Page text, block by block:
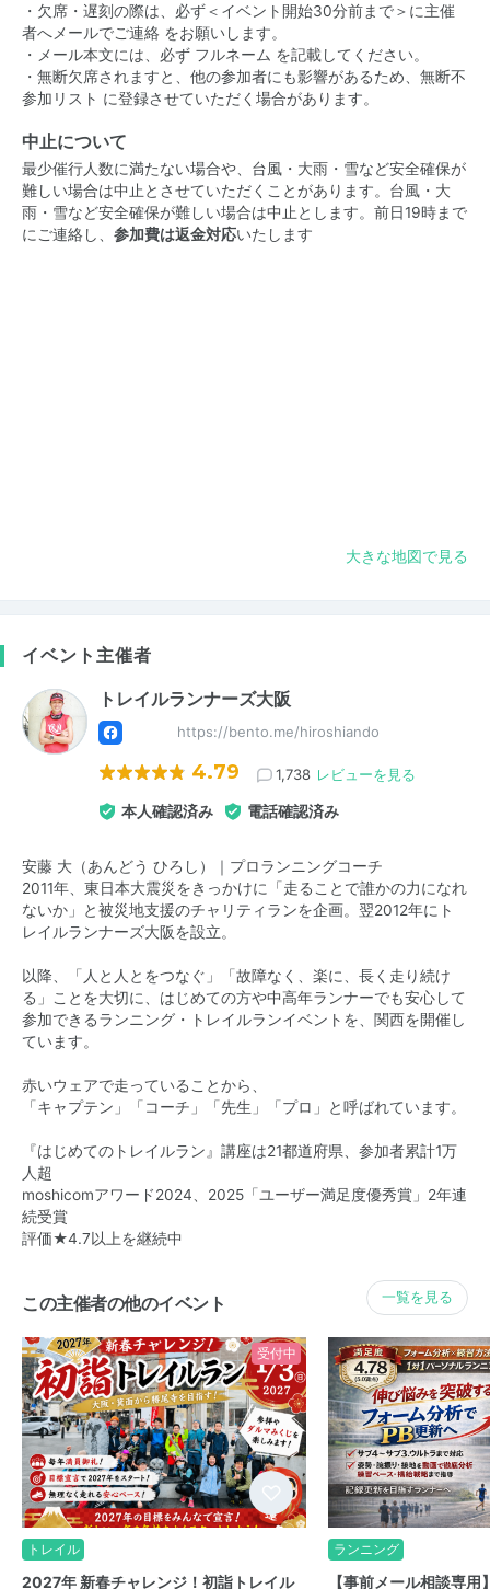
・欠席・遅刻の際は、必ず＜イベント開始30分前まで＞に主催
者へメールでご連絡 をお願いします。
・メール本文には、必ず フルネーム を記載してください。
・無断欠席されますと、他の参加者にも影響があるため、無断不
参加リスト に登録させていただく場合があります。
中止について
最少催行人数に満たない場合や、台風・大雨・雪など安全確保が
難しい場合は中止とさせていただくことがあります。台風・大
雨・雪など安全確保が難しい場合は中止とします。前日19時まで
にご連絡し、 参加費は返金対応いたします
大きな地図で見る
イベント主催者
トレイルランナーズ大阪
https://bento.me/hiroshiando
4.79 1,738 レビューを見る
本人確認済み 電話確認済み
安藤 大（あんどう ひろし）｜プロランニングコーチ
2011年、東日本大震災をきっかけに「走ることで誰かの力になれ
ないか」と被災地支援のチャリティランを企画。翌2012年にト
レイルランナーズ大阪を設立。
以降、「人と人とをつなぐ」「故障なく、楽に、長く走り続け
る」ことを大切に、はじめての方や中高年ランナーでも安心して
参加できるランニング・トレイルランイベントを、関西を開催し
ています。
赤いウェアで走っていることから、
「キャプテン」「コーチ」「先生」「プロ」と呼ばれています。
『はじめてのトレイルラン』講座は21都道府県、参加者累計1万
人超
moshicomアワード2024、2025「ユーザー満足度優秀賞」2年連
続受賞
評価★4.7以上を継続中
この主催者の他のイベント 一覧を見る
受付中
トレイル
2027年 新春チャレンジ！初詣トレイル
ランニング
【事前メール相談専